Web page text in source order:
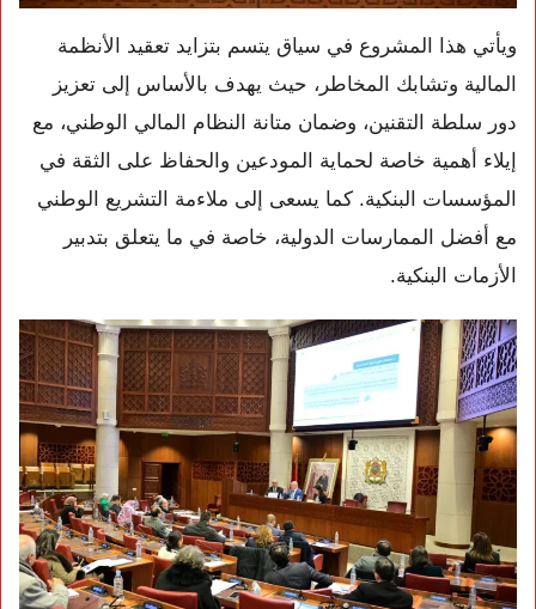
ويأتي هذا المشروع في سياق يتسم بتزايد تعقيد الأنظمة
المالية وتشابك المخاطر، حيث يهدف بالأساس إلى تعزيز
دور سلطة التقنين، وضمان متانة النظام المالي الوطني، مع
إيلاء أهمية خاصة لحماية المودعين والحفاظ على الثقة في
المؤسسات البنكية. كما يسعى إلى ملاءمة التشريع الوطني
مع أفضل الممارسات الدولية، خاصة في ما يتعلق بتدبير
الأزمات البنكية.